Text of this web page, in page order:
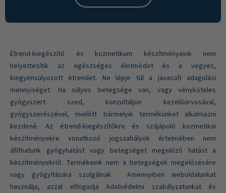
Étrend-kiegészítő és kozmetikum készítményeink nem
helyettesítik az egészséges életmódot és a vegyes,
kiegyensúlyozott étrendet. Ne lépje túl a javasolt adagolási
mennyiséget. Ha súlyos betegsége van, vagy vényköteles
gyógyszert szed, konzultáljon kezelőorvosával,
gyógyszerészével, mielőtt bármelyik termékünket alkalmazni
kezdené. Az étrend-kiegészítőkre és szájápoló kozmetikai
készítményekre vonatkozó jogszabályok értelmében nem
állíthatunk gyógyhatást vagy betegséget megelőző hatást a
készítményekről. Termékeink nem a betegségek megelőzésére
vagy gyógyítására szolgálnak. Amennyiben weboldalunkat
használja, azzal elfogadja Adatvédelmi szabályzatunkat és